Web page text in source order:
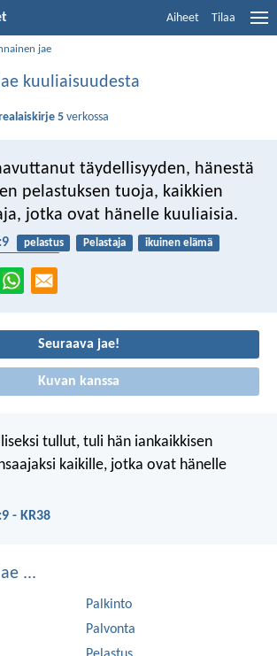
Aiheet Tilaa
jae
kuuliaisuudesta
5 verkossa
täydellisyyden, hänestä
pelastuksen tuoja, kaikkien
jotka ovat hänelle kuuliaisia.
pelastus Pelastaja
ikuinen elämä
Seuraava jae!
Kuvan kanssa
tullut, tuli hän iankaikkisen
kaikille, jotka ovat hänelle
- KR38
...
Palkinto
Palvonta